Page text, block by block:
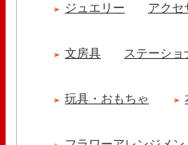
ジュエリー アクセ
文房具 ステーショ
玩具・おもちゃ